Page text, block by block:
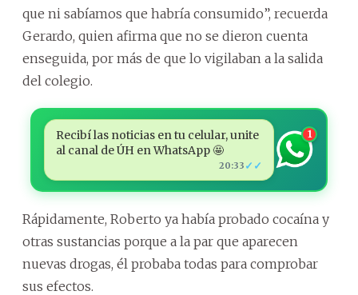
que ni sabíamos que habría consumido”, recuerda
Gerardo, quien afirma que no se dieron cuenta
enseguida, por más de que lo vigilaban a la salida
del colegio.
Recibí las noticias en tu celular, unite
al canal de ÚH en WhatsApp 🤩
20:33 ✓✓
1
Rápidamente, Roberto ya había probado cocaína y
otras sustancias porque a la par que aparecen
nuevas drogas, él probaba todas para comprobar
sus efectos.